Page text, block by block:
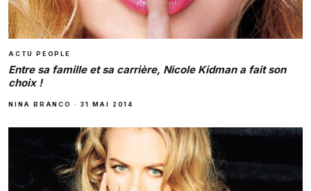
ACTU PEOPLE
Entre sa famille et sa carrière, Nicole Kidman a fait son
choix !
NINA BRANCO · 31 MAI 2014